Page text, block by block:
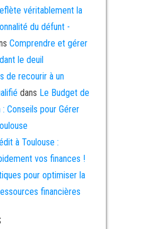
véritablement la
du défunt -
Comprendre et gérer
le deuil
de recourir à un
dans Le Budget de
: Conseils pour Gérer
à Toulouse :
vos finances !
pour optimiser la
financières